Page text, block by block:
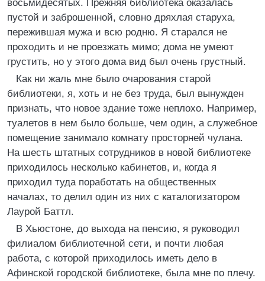
восьмидесятых. Прежняя библиотека оказалась
пустой и заброшенной, словно дряхлая старуха,
пережившая мужа и всю родню. Я старался не
проходить и не проезжать мимо; дома не умеют
грустить, но у этого дома вид был очень грустный.
Как ни жаль мне было очарования старой
библиотеки, я, хоть и не без труда, был вынужден
признать, что новое здание тоже неплохо. Например,
туалетов в нем было больше, чем один, а служебное
помещение занимало комнату просторней чулана.
На шесть штатных сотрудников в новой библиотеке
приходилось несколько кабинетов, и, когда я
приходил туда поработать на общественных
началах, то делил один из них с каталогизатором
Лаурой Баттл.
В Хьюстоне, до выхода на пенсию, я руководил
филиалом библиотечной сети, и почти любая
работа, с которой приходилось иметь дело в
Афинской городской библиотеке, была мне по плечу.